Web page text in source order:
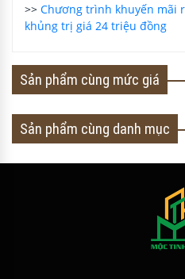
>> Chương trình khuyến mãi
khủng trị giá 24 triệu đồng
Sản phẩm cùng mức giá
Sản phẩm cùng danh mục